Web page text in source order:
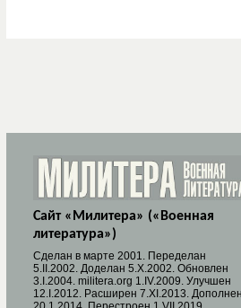
Сайт «Милитера» («Военная
литература»)
Cделан в марте 2001. Переделан
5.II.2002. Доделан 5.X.2002. Обновлен
3.I.2004. militera.org 1.IV.2009. Улучшен
12.I.2012. Расширен 7.XI.2013. Дополнен